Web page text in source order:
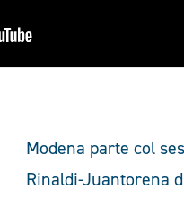
Modena parte col
Rinaldi-Juantorena